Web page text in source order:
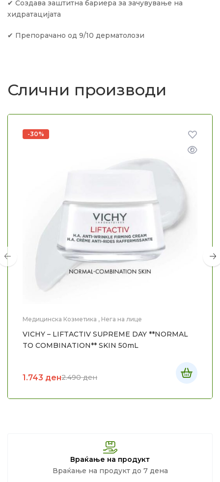
✔ Создава заштитна бариера за зачувување на
хидратацијата
✔ Препорачано од 9/10 дерматолози
Слични производи
-30%
Медицинска Козметика , Нега на лице
VICHY – LIFTACTIV SUPREME DAY **NORMAL
TO COMBINATION** SKIN 50mL
2.490ден
1.743 ден
Враќање на продукт
Враќање на продукт до 7 дена